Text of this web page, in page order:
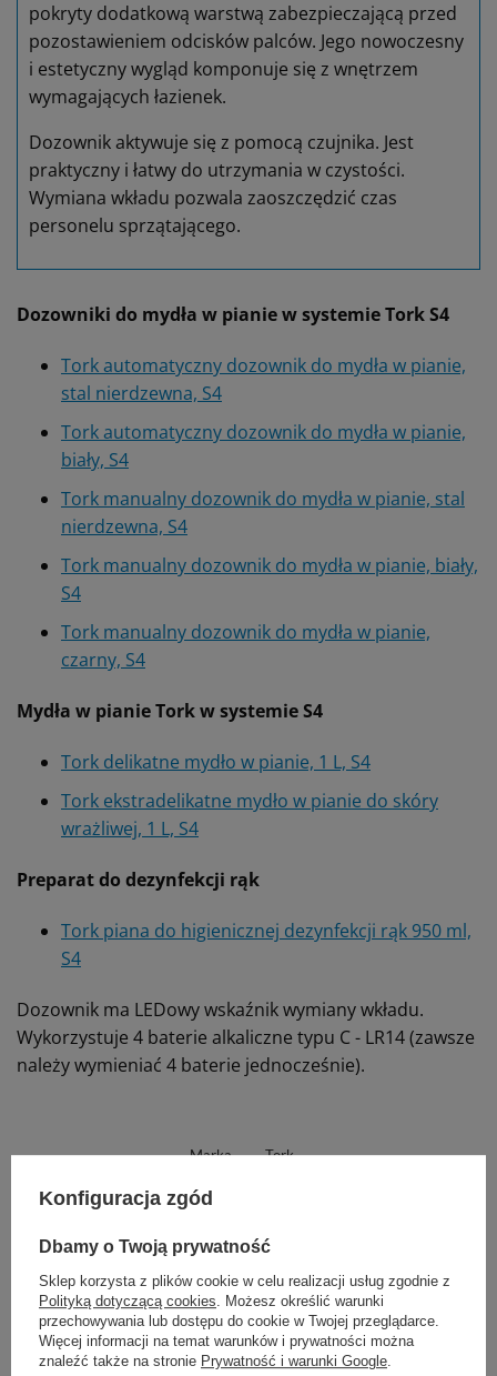
pokryty dodatkową warstwą zabezpieczającą przed
pozostawieniem odcisków palców. Jego nowoczesny
i estetyczny wygląd komponuje się z wnętrzem
wymagających łazienek.
Dozownik aktywuje się z pomocą czujnika. Jest
praktyczny i łatwy do utrzymania w czystości.
Wymiana wkładu pozwala zaoszczędzić czas
personelu sprzątającego.
Dozowniki do mydła w pianie w systemie Tork S4
Tork automatyczny dozownik do mydła w pianie,
stal nierdzewna, S4
Tork automatyczny dozownik do mydła w pianie,
biały, S4
Tork manualny dozownik do mydła w pianie, stal
nierdzewna, S4
Tork manualny dozownik do mydła w pianie, biały,
S4
Tork manualny dozownik do mydła w pianie,
czarny, S4
Mydła w pianie Tork w systemie S4
Tork delikatne mydło w pianie, 1 L, S4
Tork ekstradelikatne mydło w pianie do skóry
wrażliwej, 1 L, S4
Preparat do dezynfekcji rąk
Tork piana do higienicznej dezynfekcji rąk 950 ml,
S4
Dozownik ma LEDowy wskaźnik wymiany wkładu.
Wykorzystuje 4 baterie alkaliczne typu C - LR14 (zawsze
należy wymieniać 4 baterie jednocześnie).
Marka Tork
REF
Proponujemy również:
Konfiguracja zgód
Dbamy o Twoją prywatność
Sklep korzysta z plików cookie w celu realizacji usług zgodnie z
Polityką dotyczącą cookies. Możesz określić warunki
przechowywania lub dostępu do cookie w Twojej przeglądarce.
Więcej informacji na temat warunków i prywatności można
znaleźć także na stronie Prywatność i warunki Google.